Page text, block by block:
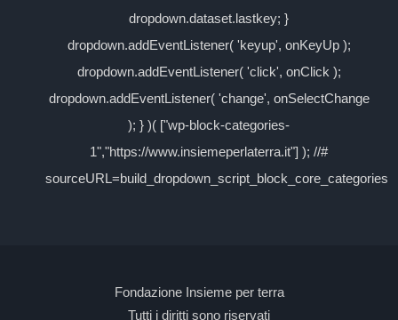
dropdown.dataset.lastkey; }
dropdown.addEventListener( 'keyup', onKeyUp );
dropdown.addEventListener( 'click', onClick );
dropdown.addEventListener( 'change', onSelectChange
); } )( ["wp-block-categories-
1","https://www.insiemeperlaterra.it"] ); //#
sourceURL=build_dropdown_script_block_core_categories
Fondazione Insieme per terra
Tutti i diritti sono riservati